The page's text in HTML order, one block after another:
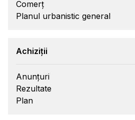
Comerț
Planul urbanistic general
Achiziții
Anunțuri
Rezultate
Plan